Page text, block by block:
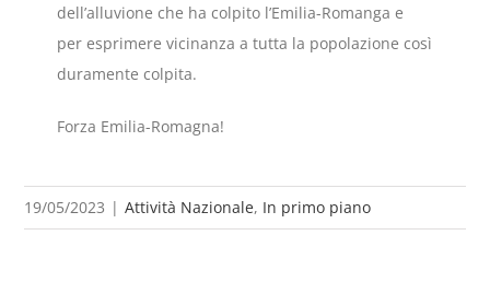
dell’alluvione che ha colpito l’Emilia-Romanga e
per esprimere vicinanza a tutta la popolazione così
duramente colpita.
Forza Emilia-Romagna!
19/05/2023 | Attività Nazionale, In primo piano